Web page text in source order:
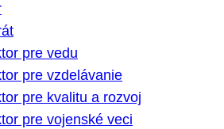
pre vedu
pre vzdelávanie
pre kvalitu a rozvoj
pre vojenské veci